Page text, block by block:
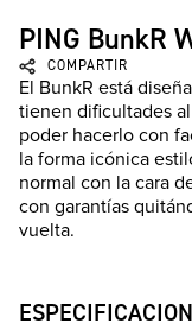
PING BunkR
COMPARTIR
El BunkR está
tienen dificultades
poder hacerlo con
la forma icónica
normal con la cara
con garantías
vuelta.